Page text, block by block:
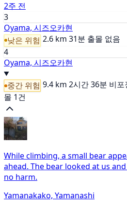
2주 전
3
Oyama, 시즈오카현
낮은 위험 2.6 km 31분 출몰 없음
4
Oyama, 시즈오카현
중간 위험 9.4 km 2시간 36분 비포
몰 1건
While climbing, a small bear
ahead. The bear looked at us
no harm.
Yamanakako, Yamanashi